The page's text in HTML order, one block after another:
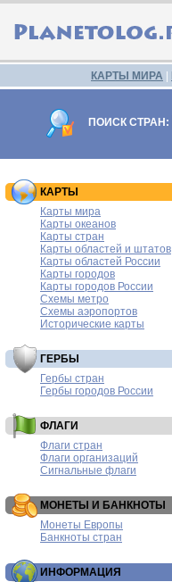
КАРТЫ МИРА
ПОИСК СТРАН:
КАРТЫ
Карты мира
Карты океанов
Карты стран
Карты областей и штатов
Карты областей России
Карты городов
Карты городов России
Схемы метро
Схемы аэропортов
Исторические карты
ГЕРБЫ
Гербы стран
Гербы городов России
ФЛАГИ
Флаги стран
Флаги организаций
Сигнальные флаги
МОНЕТЫ И БАНКНОТЫ
Монеты Европы
Банкноты стран
ИНФОРМАЦИЯ